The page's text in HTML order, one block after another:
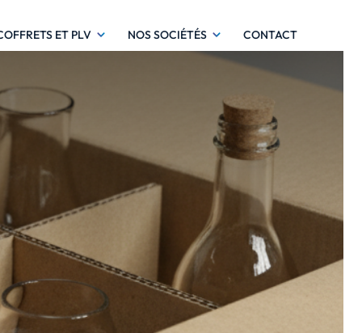
ET PLV NOS SOCIÉTÉS CONTACT